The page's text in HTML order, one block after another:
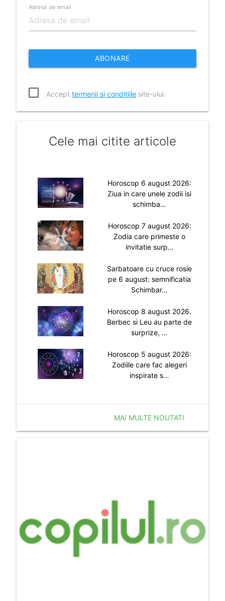
Adresa de email
ABONARE
Accept termenii si conditiilesite-ului.
Cele mai citite articole
Horoscop 6 august 2026:
Ziua in care unele zodii isi
schimba…
Horoscop 7 august 2026:
Zodia care primeste o
invitatie surp…
Sarbatoare cu cruce rosie
pe 6 august: semnificatia
Schimbar…
Horoscop 8 august 2026.
Berbec si Leu au parte de
surprize, …
Horoscop 5 august 2026:
Zodiile care fac alegeri
inspirate s…
MAI MULTE NOUTATI